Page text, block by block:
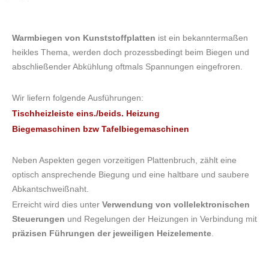
Warmbiegen von Kunststoffplatten ist ein bekanntermaßen
heikles Thema, werden doch prozessbedingt beim Biegen und
abschließender Abkühlung oftmals Spannungen eingefroren.
Wir liefern folgende Ausführungen:
Tischheizleiste eins./beids. Heizung
Biegemaschinen bzw Tafelbiegemaschinen
Neben Aspekten gegen vorzeitigen Plattenbruch, zählt eine
optisch ansprechende Biegung und eine haltbare und saubere
Abkantschweißnaht.
Erreicht wird dies unter Verwendung von vollelektronischen
Steuerungen und Regelungen der Heizungen in Verbindung mit
präzisen Führungen der jeweiligen Heizelemente.